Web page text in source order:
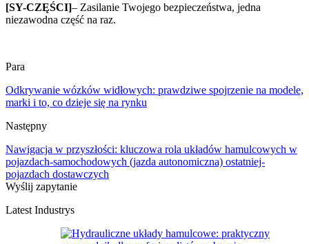
[SY-CZĘŚCI]– Zasilanie Twojego bezpieczeństwa, jedna
niezawodna część na raz.
Para
Odkrywanie wózków widłowych: prawdziwe spojrzenie na modele,
marki i to, co dzieje się na rynku
Następny
Nawigacja w przyszłości: kluczowa rola układów hamulcowych w
pojazdach-samochodowych (jazda autonomiczna) ostatniej-
pojazdach dostawczych
Wyślij zapytanie
Latest Industrys